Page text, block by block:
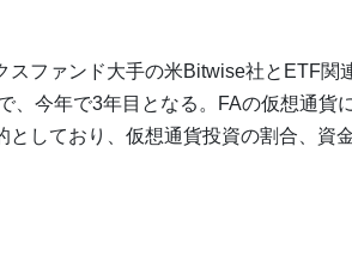
スファンド大手の米Bitwise社とETF関
、今年で3年目となる。FAの仮想通貨
しており、仮想通貨投資の割合、資